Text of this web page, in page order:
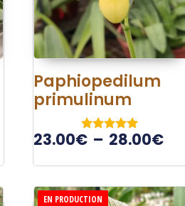
Paphiopedilum
primulinum
Note
23.00€ – 28.00€
EN PRODUCTION